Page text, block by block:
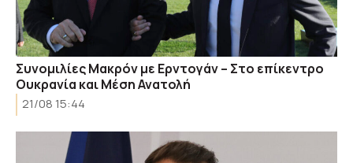
Συνομιλίες Μακρόν με Ερντογάν – Στο επίκεντρο
Ουκρανία και Μέση Ανατολή
21/08 15:44